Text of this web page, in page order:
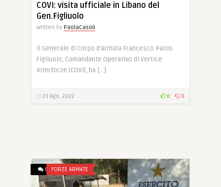
COVI: visita ufficiale in Libano del
Gen.Figliuolo
Written by PaolaCasoli
Il Generale di Corpo d’Armata Francesco Paolo
Figliuolo, Comandante Operativo di Vertice
Interforze (COVI), ha […]
23 Ago, 2022 0 0
0 FORZE ARMATE